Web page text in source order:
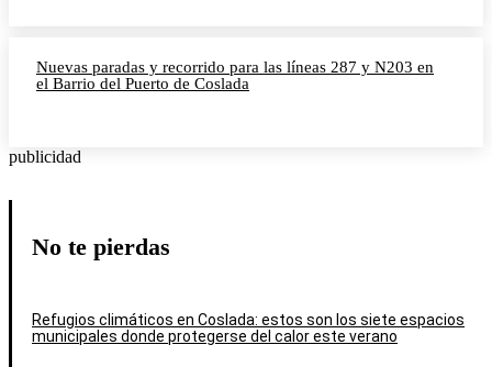
Nuevas paradas y recorrido para las líneas 287 y N203 en
el Barrio del Puerto de Coslada
publicidad
No te pierdas
Refugios climáticos en Coslada: estos son los siete espacios
municipales donde protegerse del calor este verano